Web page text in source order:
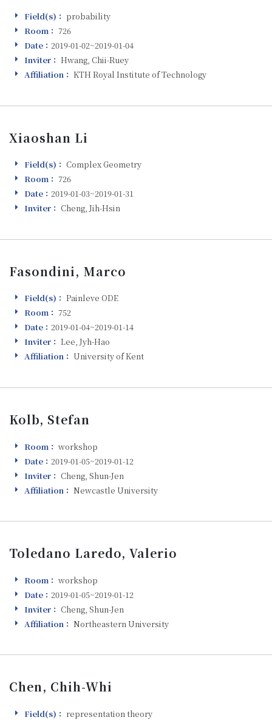
Field(s)
Field(s)： probability
Room
Room： 726
Visiting
Date： 2019-01-02~2019-01-04
Inviter
Inviter： Hwang, Chii-Ruey
Affiliation
Affiliation： KTH Royal Institute of Technology
Xiaoshan Li
Field(s)
Field(s)： Complex Geometry
Room
Room： 726
Visiting
Date： 2019-01-03~2019-01-31
Inviter
Inviter： Cheng, Jih-Hsin
Fasondini, Marco
Field(s)
Field(s)： Painleve ODE
Room
Room： 752
Visiting
Date： 2019-01-04~2019-01-14
Inviter
Inviter： Lee, Jyh-Hao
Affiliation
Affiliation： University of Kent
Kolb, Stefan
Room
Room： workshop
Visiting
Date： 2019-01-05~2019-01-12
Inviter
Inviter： Cheng, Shun-Jen
Affiliation
Affiliation： Newcastle University
Toledano Laredo, Valerio
Room
Room： workshop
Visiting
Date： 2019-01-05~2019-01-12
Inviter
Inviter： Cheng, Shun-Jen
Affiliation
Affiliation： Northeastern University
Chen, Chih-Whi
Field(s)
Field(s)： representation theory